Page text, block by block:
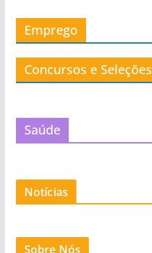
Emprego
Concursos e Seleções
Saúde
Notícias
Sobre Nós